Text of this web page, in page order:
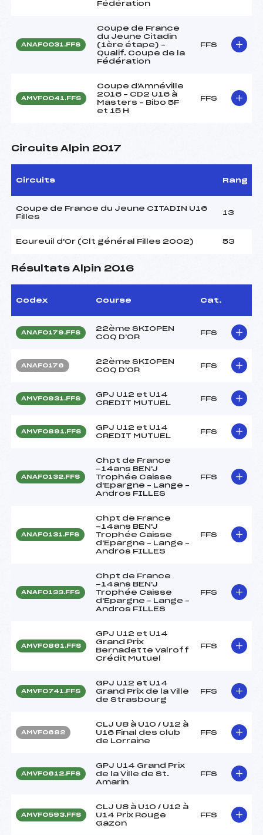
Fédération
ANAF0031.FFS
Coupe de France
du Jeune Citadin
(1ère étape) –
Qualif. Coupe de la
Fédération
FFS
AMVF0041.FFS
Coupe d'Amnéville
2016 – CD2 U16 à
Masters – Bibo 5F
et 15 H
FFS
Circuits Alpin 2017
Circuits Rang
Coupe de France du Jeune CITADIN U16
Filles
13
Ecureuil d'Or (Clt général Filles 2002) 53
Résultats Alpin 2016
Codex Course Cat.
ANAF0179.FFS
22ème SKIOPEN
COQ D'OR
FFS
ANAF0176
22ème SKIOPEN
COQ D'OR
FFS
AMVF0931.FFS
GPJ U12 et U14
CREDIT MUTUEL
FFS
AMVF0891.FFS
GPJ U12 et U14
CREDIT MUTUEL
FFS
ANAF0132.FFS
Chpt de France
-14ans BEN'J
Trophée Caisse
d'Epargne – Lange –
Andros FILLES
FFS
ANAF0131.FFS
Chpt de France
-14ans BEN'J
Trophée Caisse
d'Epargne – Lange –
Andros FILLES
FFS
ANAF0133.FFS
Chpt de France
-14ans BEN'J
Trophée Caisse
d'Epargne – Lange –
Andros FILLES
FFS
AMVF0861.FFS
GPJ U12 et U14
Grand Prix
Bernadette Valroff
Crédit Mutuel
FFS
AMVF0741.FFS
GPJ U12 et U14
Grand Prix de la Ville
de Strasbourg
FFS
AMVF0682
CLJ U8 à U10 / U12 à
U16 Final des club
de Lorraine
FFS
AMVF0612.FFS
GPJ U14 Grand Prix
de la Ville de St.
Amarin
FFS
AMVF0593.FFS
CLJ U8 à U10 / U12 à
U14 Prix Rouge
Gazon
FFS